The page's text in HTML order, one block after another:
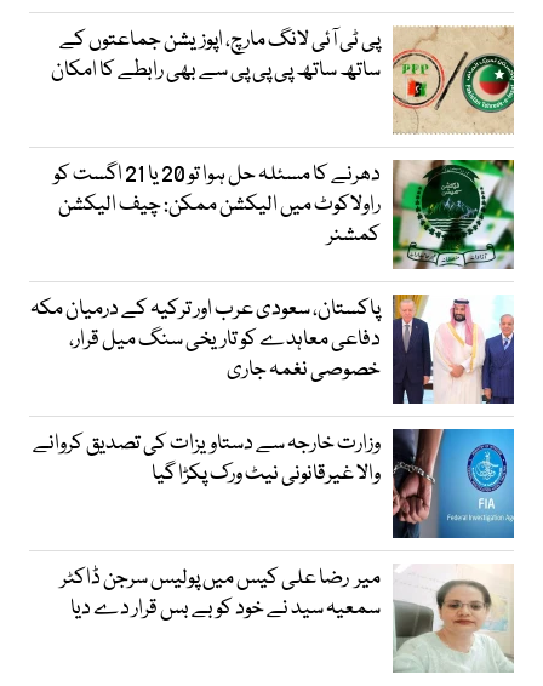
پی ٹی آئی لانگ مارچ، اپوزیشن جماعتوں کے
ساتھ ساتھ پی پی پی سے بھی رابطے کا امکان
دھرنے کا مسئلہ حل ہوا تو 20 یا 21 اگست کو
راولاکوٹ میں الیکشن ممکن: چیف الیکشن
کمشنر
پاکستان، سعودی عرب اور ترکیہ کے درمیان مکہ
دفاعی معاہدے کو تاریخی سنگ میل قرار،
خصوصی نغمہ جاری
وزارت خارجہ سے دستاویزات کی تصدیق کروانے
والا غیرقانونی نیٹ ورک پکڑا گیا
میر رضا علی کیس میں پولیس سرجن ڈاکٹر
سمعیہ سید نے خود کو بے بس قرار دے دیا